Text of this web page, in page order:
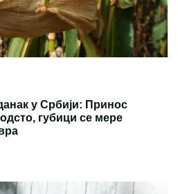
у Србији: Принос
губици се мере